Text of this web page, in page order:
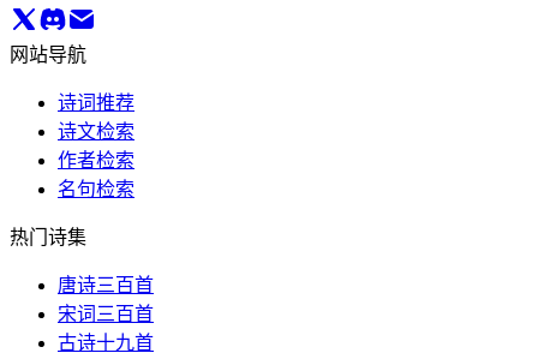
网站导航
诗词推荐
诗文检索
作者检索
名句检索
热门诗集
唐诗三百首
宋词三百首
古诗十九首